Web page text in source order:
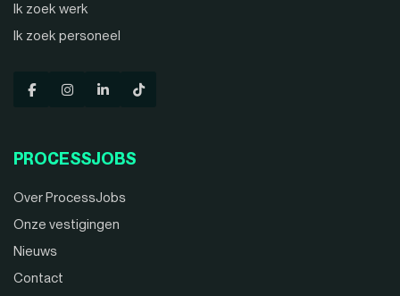
Ik zoek werk
Ik zoek personeel
PROCESSJOBS
Over ProcessJobs
Onze vestigingen
Nieuws
Contact